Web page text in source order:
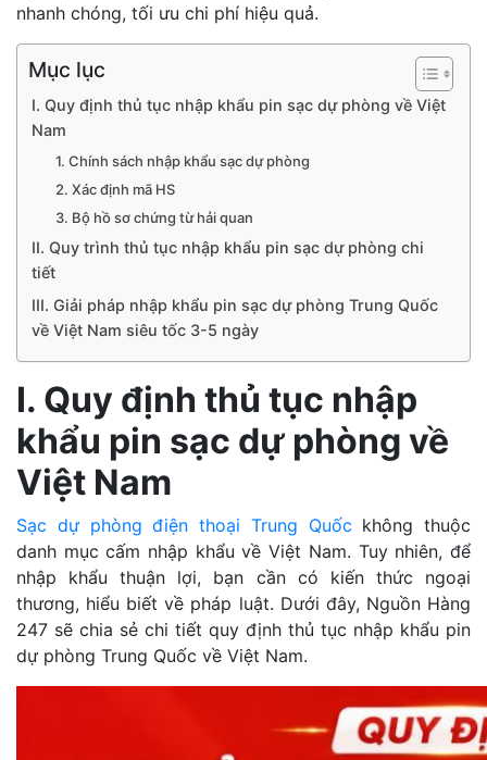
nhanh chóng, tối ưu chi phí hiệu quả.
Mục lục
I. Quy định thủ tục nhập khẩu pin sạc dự phòng về Việt
Nam
1. Chính sách nhập khẩu sạc dự phòng
2. Xác định mã HS
3. Bộ hồ sơ chứng từ hải quan
II. Quy trình thủ tục nhập khẩu pin sạc dự phòng chi
tiết
III. Giải pháp nhập khẩu pin sạc dự phòng Trung Quốc
về Việt Nam siêu tốc 3-5 ngày
I. Quy định thủ tục nhập
khẩu pin sạc dự phòng về
Việt Nam
Sạc dự phòng điện thoại Trung Quốc không thuộc
danh mục cấm nhập khẩu về Việt Nam. Tuy nhiên, để
nhập khẩu thuận lợi, bạn cần có kiến thức ngoại
thương, hiểu biết về pháp luật. Dưới đây, Nguồn Hàng
247 sẽ chia sẻ chi tiết quy định thủ tục nhập khẩu pin
dự phòng Trung Quốc về Việt Nam.